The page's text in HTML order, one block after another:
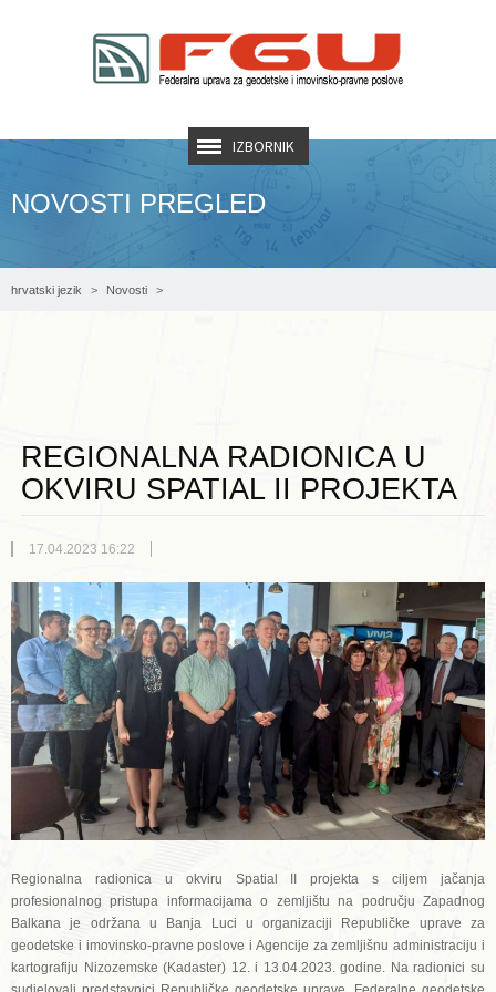
IZBORNIK
NOVOSTI PREGLED
hrvatski jezik Novosti
REGIONALNA RADIONICA U
OKVIRU SPATIAL II PROJEKTA
17.04.2023 16:22
Regionalna radionica u okviru Spatial II projekta s ciljem jačanja
profesionalnog pristupa informacijama o zemljištu na području Zapadnog
Balkana je održana u Banja Luci u organizaciji Republičke uprave za
geodetske i imovinsko-pravne poslove i Agencije za zemljišnu administraciju i
kartografiju Nizozemske (Kadaster) 12. i 13.04.2023. godine. Na radionici su